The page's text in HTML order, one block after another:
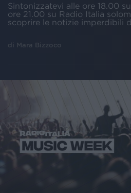
Sintonizzatevi alle ore 18.00
ore 21.00 su Radio Italia
scoprire le notizie imperdibili
di Mara Bizzoco